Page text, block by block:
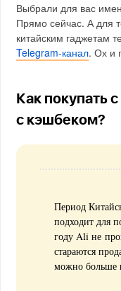
Выбрали для вас
Прямо сейчас. А для
китайским гаджетам
Telegram-канал. Ох и
Как покупать
с кэшбеком?
Период
подходит для
году Ali не
стараются
можно больше